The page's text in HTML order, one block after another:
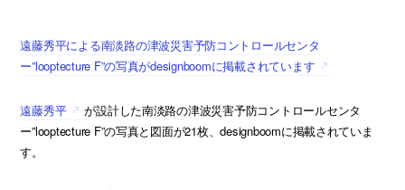
遠藤秀平による南淡路の津波災害予防コントロールセンタ
ー”looptecture F”の写真がdesignboomに掲載されています
遠藤秀平
が設計した南淡路の津波災害予防コントロールセンタ
ー”looptecture F”の写真と図面が21枚、designboomに掲載されていま
す。